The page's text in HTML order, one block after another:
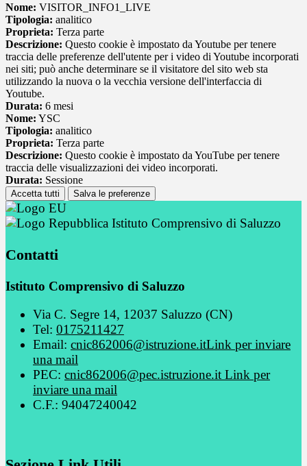
Nome: VISITOR_INFO1_LIVE
Tipologia: analitico
Proprieta: Terza parte
Descrizione: Questo cookie è impostato da Youtube per tenere
traccia delle preferenze dell'utente per i video di Youtube incorporati
nei siti; può anche determinare se il visitatore del sito web sta
utilizzando la nuova o la vecchia versione dell'interfaccia di
Youtube.
Durata: 6 mesi
Nome: YSC
Tipologia: analitico
Proprieta: Terza parte
Descrizione: Questo cookie è impostato da YouTube per tenere
traccia delle visualizzazioni dei video incorporati.
Durata: Sessione
Accetta tutti Salva le preferenze
Istituto Comprensivo di Saluzzo
Contatti
Istituto Comprensivo di Saluzzo
Via C. Segre 14, 12037 Saluzzo (CN)
Tel: 0175211427
Email: cnic862006@istruzione.itLink per inviare
una mail
PEC: cnic862006@pec.istruzione.it Link per
inviare una mail
C.F.: 94047240042